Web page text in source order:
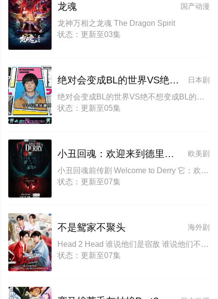
国产动漫
龙魂
龙神万相之龙魂 The Dragon Spirit
状态：更新至03集
日本剧
绝对会变成BL的世界VS绝不想变成BL的男人最终章
绝对会变成BL的世界VS绝不想变成BL的男人 Final
状态：更新至05集
欧美剧
小丑回魂：欢迎来到德里镇第一季
小丑回魂前传剧 Welcome to Derry 它：欢迎来到德利镇(台)
状态：更新至07集
海外剧
不是鸳家不聚头
Head 2 Head 谁说他们是宿敌 谁说他们不对头
状态：更新至07集